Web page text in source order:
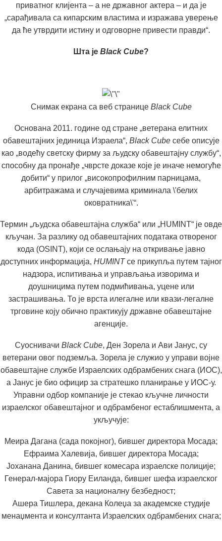
приватног клијента – а не државног актера – и да је
„сарађивала са кипарским властима и изражава уверење
да ће утврдити истину и одговорне привести правди“.
Шта је Black Cube?
Снимак екрана са веб странице Black Cube
Основана 2011. године од стране „ветерана елитних
обавештајних јединица Израела“, Black Cubeсебе описује
као „водећу светску фирму за људску обавештајну службу“,
способну да пронађе „чврсте доказе које је иначе немогуће
добити“ у прилог „високопрофилним парницама,
арбитражама и случајевима криминала \'белих
оковратника\'“.
Термин „људска обавештајна служба“ или „HUMINT“ је овде
кључан. За разлику од обавештајних података отвореног
кода (OSINT), који се ослањају на откривање јавно
доступних информација, HUMINTсе прикупља путем тајног
надзора, испитивања и управљања изворима и
доушницима путем подмићивања, уцене или
застрашивања. То је врста илегалне или квази-легалне
трговине коју обично практикују државне обавештајне
агенције.
Суоснивачи Black Cube, Ден Зорела и Ави Јанус, су
ветерани овог подземља. Зорела је служио у управи војне
обавештајне службе Израелских одбрамбених снага (ИОС),
а Јанус је био официр за стратешко планирање у ИОС-у.
Управни одбор компаније је стекао кључне личности
израелског обавештајног и одбрамбеног естаблишмента, а
укључује:
Меира Дагана (сада покојног), бившег директора Мосада;
Ефраима Халевија, бившег директора Мосада;
Јоханана Данина, бившег комесара израелске полиције;
Генерал-мајора Гиору Еиланда, бившег шефа израелског
Савета за националну безбедност;
Ашера Тишлера, декана Колеџа за академске студије
менаџмента и консултанта Израелских одбрамбених снага;